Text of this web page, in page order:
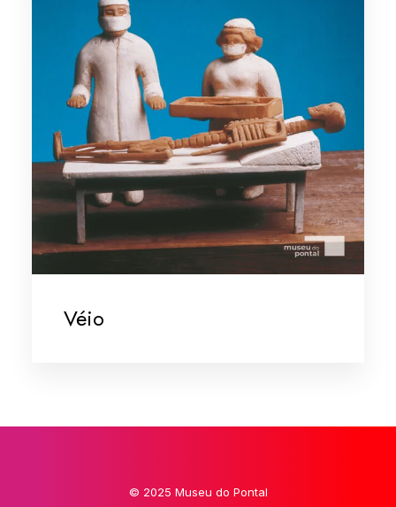
Véio
© 2025 Museu do Pontal